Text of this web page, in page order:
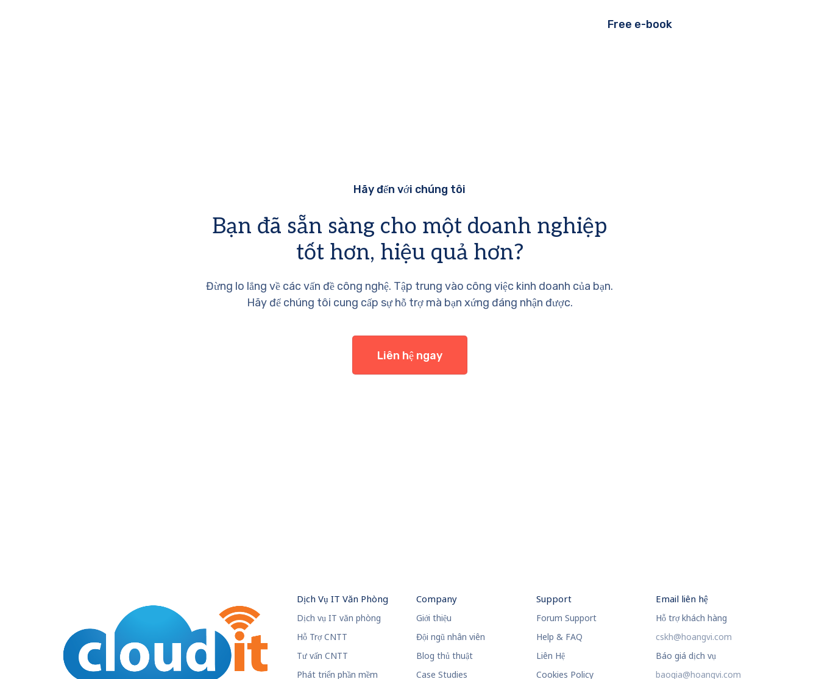
Free e-book
Hãy đến với chúng tôi
Bạn đã sẵn sàng cho một doanh nghiệp
tốt hơn, hiệu quả hơn?
Đừng lo lắng về các vấn đề công nghệ. Tập trung vào công việc kinh doanh của bạn.
Hãy để chúng tôi cung cấp sự hỗ trợ mà bạn xứng đáng nhận được.
Liên hệ ngay
Dịch Vụ IT Văn Phòng
Dịch vụ IT văn phòng
Hỗ Trợ CNTT
Tư vấn CNTT
Phát triển phần mềm
Company
Giới thiệu
Đội ngũ nhân viên
Blog thủ thuật
Case Studies
Support
Forum Support
Help & FAQ
Liên Hệ
Cookies Policy
Email liên hệ
Hỗ trợ khách hàng
cskh@hoangvi.com
Báo giá dịch vụ
baogia@hoangvi.com